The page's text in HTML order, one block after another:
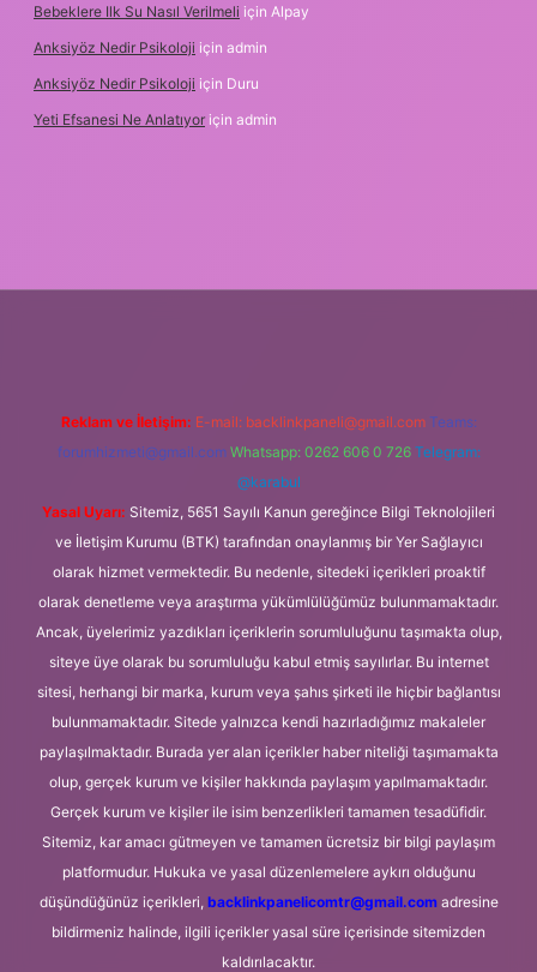
Bebeklere Ilk Su Nasıl Verilmeli için Alpay
Anksiyöz Nedir Psikoloji için admin
Anksiyöz Nedir Psikoloji için Duru
Yeti Efsanesi Ne Anlatıyor için admin
Reklam ve İletişim: E-mail: backlinkpaneli@gmail.com Teams:
forumhizmeti@gmail.com Whatsapp: 0262 606 0 726 Telegram:
@karabul
Yasal Uyarı: Sitemiz, 5651 Sayılı Kanun gereğince Bilgi Teknolojileri
ve İletişim Kurumu (BTK) tarafından onaylanmış bir Yer Sağlayıcı
olarak hizmet vermektedir. Bu nedenle, sitedeki içerikleri proaktif
olarak denetleme veya araştırma yükümlülüğümüz bulunmamaktadır.
Ancak, üyelerimiz yazdıkları içeriklerin sorumluluğunu taşımakta olup,
siteye üye olarak bu sorumluluğu kabul etmiş sayılırlar. Bu internet
sitesi, herhangi bir marka, kurum veya şahıs şirketi ile hiçbir bağlantısı
bulunmamaktadır. Sitede yalnızca kendi hazırladığımız makaleler
paylaşılmaktadır. Burada yer alan içerikler haber niteliği taşımamakta
olup, gerçek kurum ve kişiler hakkında paylaşım yapılmamaktadır.
Gerçek kurum ve kişiler ile isim benzerlikleri tamamen tesadüfidir.
Sitemiz, kar amacı gütmeyen ve tamamen ücretsiz bir bilgi paylaşım
platformudur. Hukuka ve yasal düzenlemelere aykırı olduğunu
düşündüğünüz içerikleri, backlinkpanelicomtr@gmail.comadresine
bildirmeniz halinde, ilgili içerikler yasal süre içerisinde sitemizden
kaldırılacaktır.